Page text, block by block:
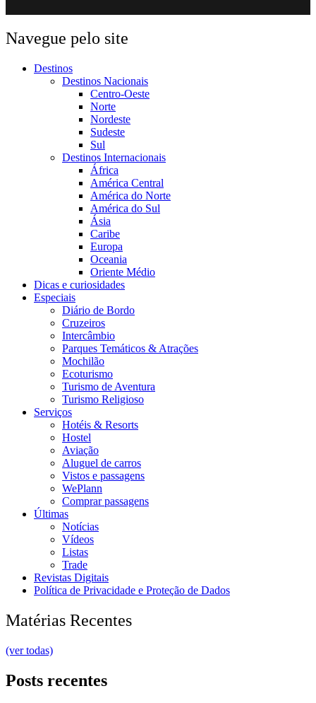
Navegue pelo site
Destinos
Destinos Nacionais
Centro-Oeste
Norte
Nordeste
Sudeste
Sul
Destinos Internacionais
África
América Central
América do Norte
América do Sul
Ásia
Caribe
Europa
Oceania
Oriente Médio
Dicas e curiosidades
Especiais
Diário de Bordo
Cruzeiros
Intercâmbio
Parques Temáticos & Atrações
Mochilão
Ecoturismo
Turismo de Aventura
Turismo Religioso
Serviços
Hotéis & Resorts
Hostel
Aviação
Aluguel de carros
Vistos e passagens
WePlann
Comprar passagens
Últimas
Notícias
Vídeos
Listas
Trade
Revistas Digitais
Política de Privacidade e Proteção de Dados
Matérias Recentes
(ver todas)
Posts recentes